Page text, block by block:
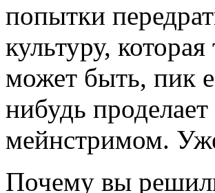
попытки
культуру,
может быть, пик
нибудь
мейнстримом.
Почему вы